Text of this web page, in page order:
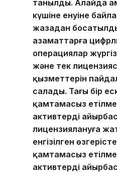
танылды. Алайда
күшіне енуіне
жазадан
азаматтарға
операциялар
және тек
қызметтерін
салады. Тағы бір
қамтамасыз
активтерді
лицензиялануға
енгізілген
қамтамасыз
активтерді